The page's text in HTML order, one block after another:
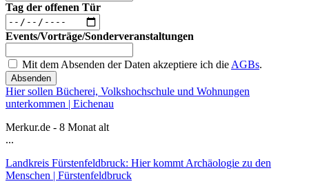
Tag der offenen Tür
Events/Vorträge/Sonderveranstaltungen
Mit dem Absenden der Daten akzeptiere ich die AGBs.
Absenden
Hier sollen Bücherei, Volkshochschule und Wohnungen
unterkommen | Eichenau
Merkur.de - 8 Monat alt
...
Landkreis Fürstenfeldbruck: Hier kommt Archäologie zu den
Menschen | Fürstenfeldbruck